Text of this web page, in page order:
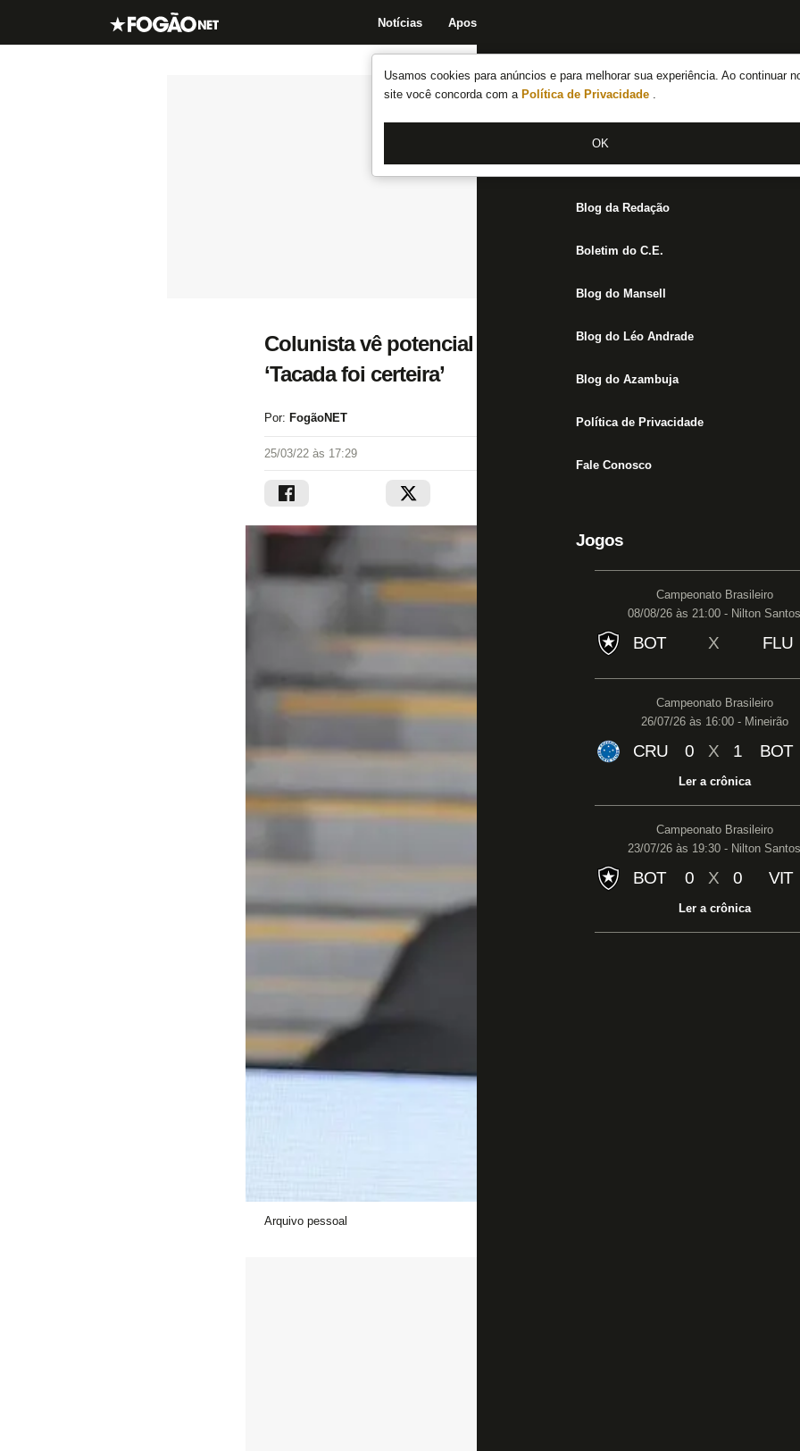
Usamos cookies para anúncios e para melhorar sua experiência. Ao continuar
site você concorda com a Política de Privacidade .
OK
Notícias Apostas
Notícias do Botafogo
Fórum
Jogos
Blog da Redação
Boletim do C.E.
Blog do Mansell
Blog do Léo Andrade
Blog do Azambuja
Política de Privacidade
Fale Conosco
Jogos
Campeonato Brasileiro
08/08/26 às 21:00 - Nilton Santos
BOT X FLU
Campeonato Brasileiro
26/07/26 às 16:00 - Mineirão
CRU 0 X 1 BOT
Ler a crônica
Campeonato Brasileiro
23/07/26 às 19:30 - Nilton Santos
BOT 0 X 0 VIT
Ler a crônica
Colunista vê potencial em Victor Sá para ser
‘Tacada foi certeira’
Por: FogãoNET
25/03/22 às 17:29
Arquivo pessoal